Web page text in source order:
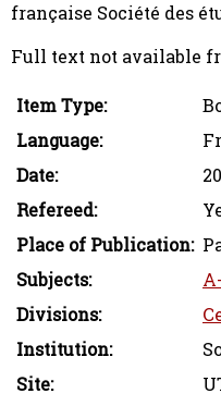
française Société des
Full text not available
Item Type:
Language:
Date:
Refereed:
Place of Publication:
Subjects:
Divisions:
Institution:
Site: